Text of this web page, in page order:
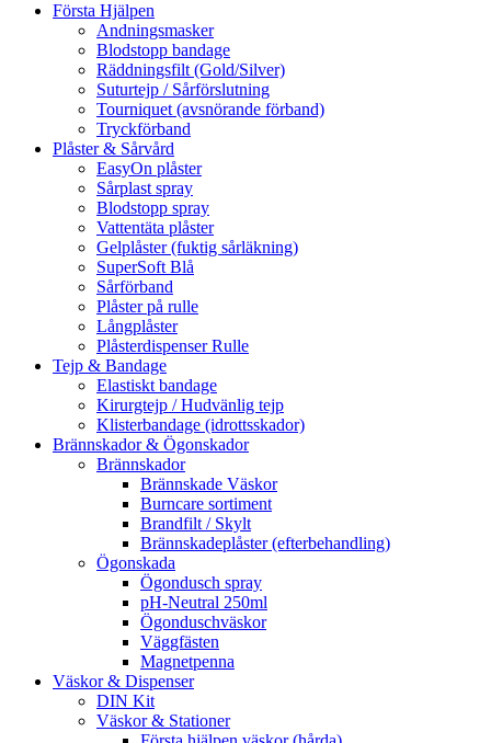
Första Hjälpen
Andningsmasker
Blodstopp bandage
Räddningsfilt (Gold/Silver)
Suturtejp / Sårförslutning
Tourniquet (avsnörande förband)
Tryckförband
Plåster & Sårvård
EasyOn plåster
Sårplast spray
Blodstopp spray
Vattentäta plåster
Gelplåster (fuktig sårläkning)
SuperSoft Blå
Sårförband
Plåster på rulle
Långplåster
Plåsterdispenser Rulle
Tejp & Bandage
Elastiskt bandage
Kirurgtejp / Hudvänlig tejp
Klisterbandage (idrottsskador)
Brännskador & Ögonskador
Brännskador
Brännskade Väskor
Burncare sortiment
Brandfilt / Skylt
Brännskadeplåster (efterbehandling)
Ögonskada
Ögondusch spray
pH-Neutral 250ml
Ögonduschväskor
Väggfästen
Magnetpenna
Väskor & Dispenser
DIN Kit
Väskor & Stationer